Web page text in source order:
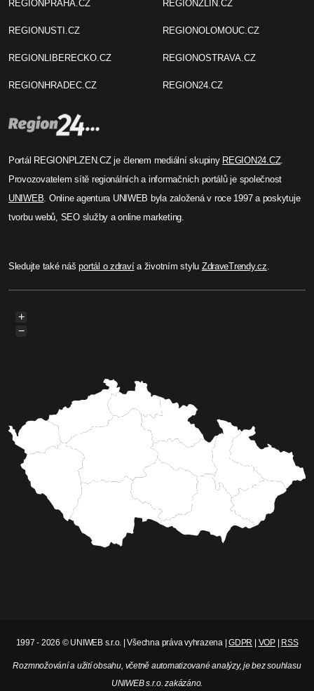
REGIONPRAHA.CZ
REGIONUSTI.CZ
REGIONLIBERECKO.CZ
REGIONHRADEC.CZ
REGIONZLIN.CZ
REGIONOLOMOUC.CZ
REGIONOSTRAVA.CZ
REGION24.CZ
Portál REGIONPLZEN.CZ je členem mediální skupiny REGION24.CZ.
Provozovatelem sítě regionálních a informačních portálů je společnost
UNIWEB. Online agentura UNIWEB byla založená v roce 1997 a poskytuje
tvorbu webů, SEO služby a online marketing.
Sledujte také nášportál o zdravía životním stylu ZdraveTrendy.cz.
+
−
1997 - 2026 © UNIWEB s.r.o. | Všechna práva vyhrazena |GDPR VOP| RSS
Rozmnožování a užití obsahu, včetně automatizované analýzy, je bez souhlasu
UNIWEB s.r.o. zakázáno.